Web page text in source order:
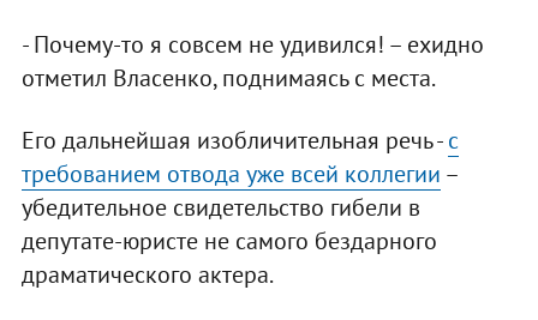
- Почему-то я совсем не удивился! – ехидно
отметил Власенко, поднимаясь с места.
Его дальнейшая изобличительная речь -с
требованием отвода уже всей коллегии –
убедительное свидетельство гибели в
депутате-юристе не самого бездарного
драматического актера.